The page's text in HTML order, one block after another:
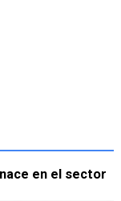
en el sector